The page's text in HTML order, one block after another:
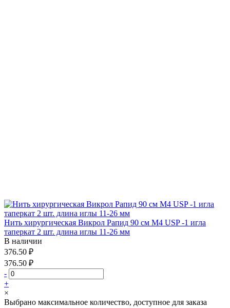
Нить хирургическая Викрол Рапид 90 см М4 USP -1 игла
таперкат 2 шт. длина иглы 11-26 мм
В наличии
376.50 ₽
376.50 ₽
-
+
×
Выбрано максимальное количество, доступное для заказа